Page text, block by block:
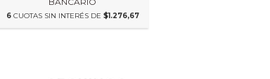
6 CUOTAS SIN INTERÉS DE $1.276,67